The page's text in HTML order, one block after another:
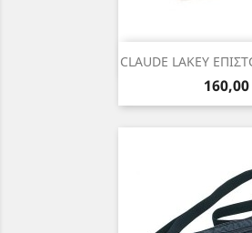
CLAUDE LAKEY
Τιμή
Γρήγορη